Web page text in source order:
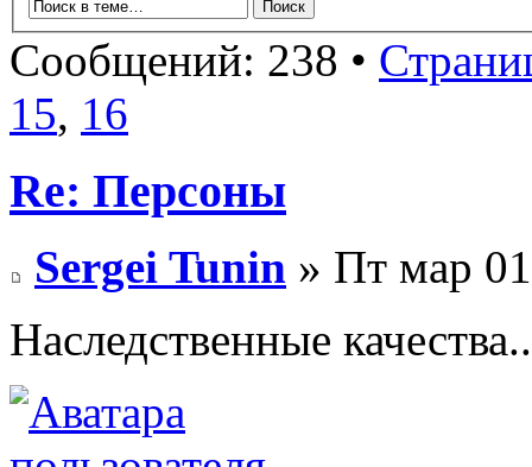
Сообщений: 238 •
15, 16
Re: Персоны
Sergei Tunin » Пт мар
Наследственные